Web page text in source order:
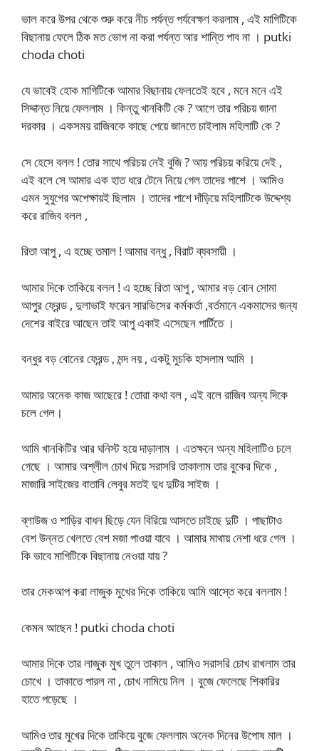
ভাল করে উপর থেকে শুরু করে নীচ পর্যন্ত পর্যবেক্ষণ করলাম , এই মাগিটিকে
বিছানায় ফেলে ঠিক মত ভোগ না করা পর্যন্ত আর শান্তি পাব না । putki
choda choti
যে ভাবেই হোক মাগিটিকে আমার বিছানায় ফেলতেই হবে , মনে মনে এই
সিদ্দান্ত নিয়ে ফেললাম । কিন্তু খানকিটি কে ? আগে তার পরিচয় জানা
দরকার । একসময় রাজিবকে কাছে পেয়ে জানতে চাইলাম মহিলাটি কে ?
সে হেসে বলল ! তোর সাথে পরিচয় নেই বুজি ? আয় পরিচয় করিয়ে দেই ,
এই বলে সে আমার এক হাত ধরে টেনে নিয়ে গেল তাদের পাশে । আমিও
এমন সুযুগের অপেক্ষায়ই ছিলাম । তাদের পাশে দাঁড়িয়ে মহিলাটিকে উদ্দেশ্য
করে রাজিব বলল ,
রিতা আপু , এ হচ্ছে তমাল ! আমার বন্ধু , বিরাট ব্যবসায়ী ।
আমার দিকে তাকিয়ে বলল ! এ হচ্ছে রিতা আপু , আমার বড় বোন সোমা
আপুর ফ্রেন্ড , দুলাভাই ফরেন সারভিসের কর্মকর্তা ,বর্তমানে একমাসের জন্য
দেশের বাইরে আছেন তাই আপু একাই এসেছেন পার্টিতে ।
বন্ধুর বড় বোনের ফ্রেন্ড , মন্দ নয় , একটু মুচকি হাসলাম আমি ।
আমার অনেক কাজ আছেরে ! তোরা কথা বল , এই বলে রাজিব অন্য দিকে
চলে গেল।
আমি খানকিটির আর ঘনিস্ট হয়ে দাড়ালাম । এতক্ষনে অন্য মহিলাটিও চলে
গেছে । আমার অশ্লীল চোখ দিয়ে সরাসরি তাকালাম তার বুকের দিকে ,
মাজারি সাইজের বাতাবি লেবুর মতই দুধ দুটির সাইজ ।
ব্লাউজ ও শাড়ির বাধন ছিড়ে যেন বিরিয়ে আসতে চাইছে দুটি । পাছাটাও
বেশ উন্নত খেলতে বেশ মজা পাওয়া যাবে । আমার মাথায় নেশা ধরে গেল ।
কি ভাবে মাগিটিকে বিছানায় নেওয়া যায় ?
তার মেকআপ করা লাজুক মুখের দিকে তাকিয়ে আমি আস্তে করে বললাম !
কেমন আছেন ! putki choda choti
আমার দিকে তার লাজুক মুখ তুলে তাকাল , আমিও সরাসরি চোখ রাখলাম তার
চোখে । তাকাতে পারল না , চোখ নামিয়ে নিল । বুজে ফেলেছে শিকারির
হাতে পড়েছে ।
আমিও তার মুখের দিকে তাকিয়ে বুজে ফেললাম অনেক দিনের উপোষ মাল ।